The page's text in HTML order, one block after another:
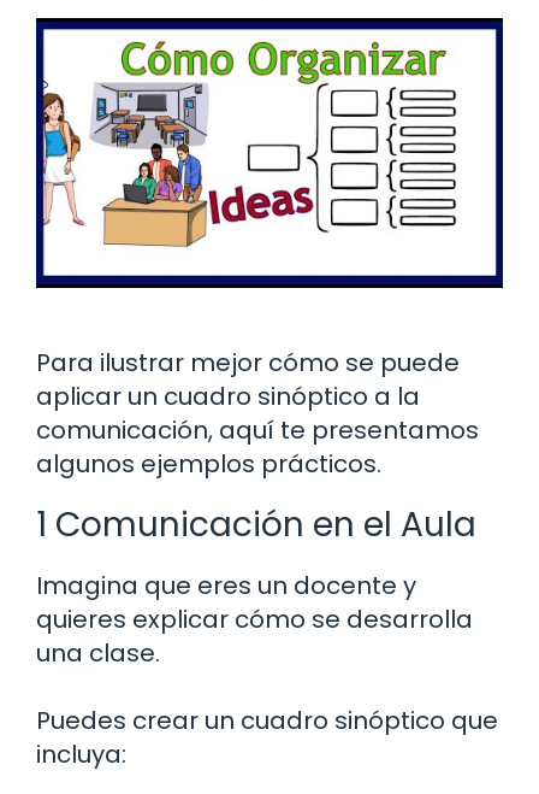
Para ilustrar mejor cómo se puede
aplicar un cuadro sinóptico a la
comunicación, aquí te presentamos
algunos ejemplos prácticos.
1 Comunicación en el Aula
Imagina que eres un docente y
quieres explicar cómo se desarrolla
una clase.
Puedes crear un cuadro sinóptico que
incluya: